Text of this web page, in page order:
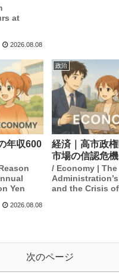
at
2026.08.08
年収600
Yen
2026.08.08
政治
経済｜高市政
市場の信認危機
/ Economy | The
and the Crisis
次のページ